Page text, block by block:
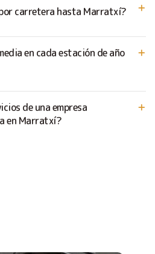
carretera hasta Marratxí?
en cada estación de año
de una empresa
en Marratxí?